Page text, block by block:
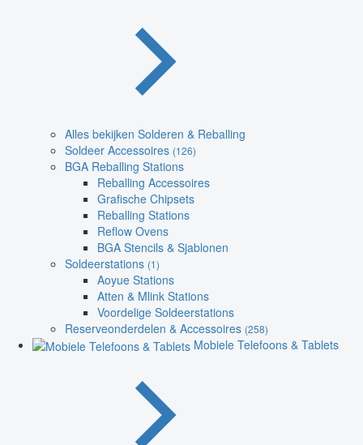
Alles bekijken Solderen & Reballing
Soldeer Accessoires (126)
BGA Reballing Stations
Reballing Accessoires
Grafische Chipsets
Reballing Stations
Reflow Ovens
BGA Stencils & Sjablonen
Soldeerstations (1)
Aoyue Stations
Atten & Mlink Stations
Voordelige Soldeerstations
Reserveonderdelen & Accessoires (258)
Mobiele Telefoons & Tablets